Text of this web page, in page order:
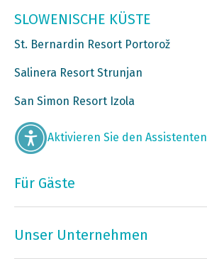
SLOWENISCHE KÜSTE
St. Bernardin Resort Portorož
Salinera Resort Strunjan
San Simon Resort Izola
Aktivieren Sie den Assistenten
Für Gäste
Unser Unternehmen